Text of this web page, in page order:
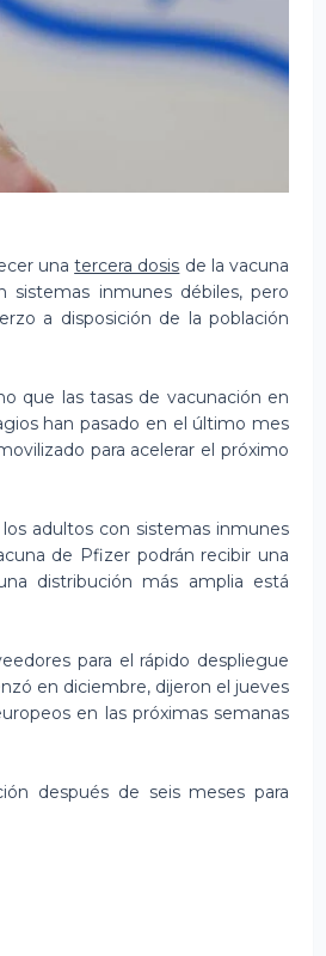
unatercera dosis de la vacuna
sistemas inmunes débiles, pero
a disposición de la población
que las tasas de vacunación en
han pasado en el último mes
para acelerar el próximo
adultos con sistemas inmunes
de Pfizer podrán recibir una
distribución más amplia está
para el rápido despliegue
en diciembre, dijeron el jueves
en las próximas semanas
después de seis meses para